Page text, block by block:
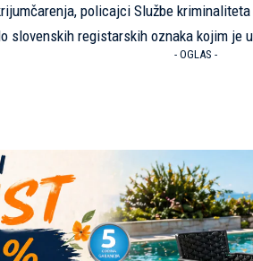
policajci Službe
slovenskih registarskih oznaka kojim je
- OGLAS -